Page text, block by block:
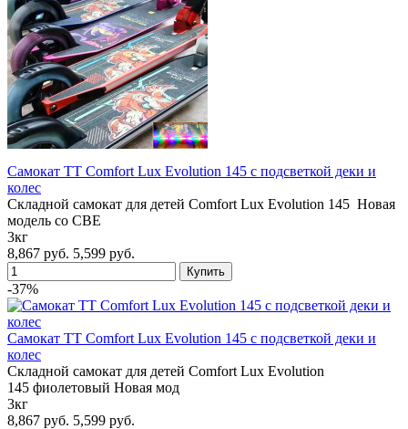
Самокат TT Comfort Lux Evolution 145 с подсветкой деки и
колес
Складной самокат для детей Comfort Lux Evolution 145 Новая
модель со СВЕ
3кг
8,867 руб. 5,599 руб.
-37%
Самокат TT Comfort Lux Evolution 145 с подсветкой деки и
колес
Складной самокат для детей Comfort Lux Evolution
145 фиолетовый Новая мод
3кг
8,867 руб. 5,599 руб.